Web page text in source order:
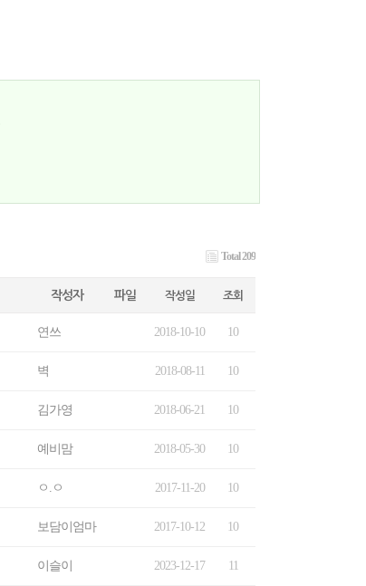
Total 209
작성자 파일 작성일 조회
연쓰 2018-10-10 10
벽 2018-08-11 10
김가영 2018-06-21 10
예비맘 2018-05-30 10
ㅇ.ㅇ 2017-11-20 10
보담이엄마 2017-10-12 10
이슬이 2023-12-17 11